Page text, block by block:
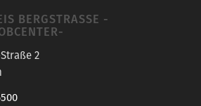
BERGSTRASSE -K
2